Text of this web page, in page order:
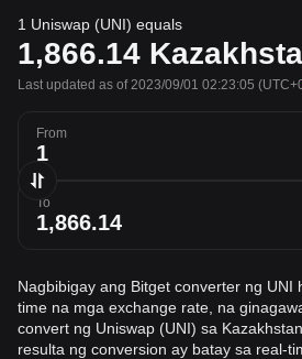
1 Uniswap (UNI) equals
1,866.14
Last updated as of 2023/09/01 02:23:05
From
To
Nagbibigay ang Bitget converter ng UNI
time na mga exchange rate, na
convert ng Uniswap (UNI) sa
resulta ng conversion ay batay sa real-